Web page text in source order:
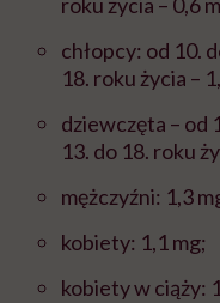
chłopcy: od 10.
18. roku życia –
dziewczęta – od
13. do 18. roku
mężczyźni: 1,3
kobiety: 1,1 mg;
kobiety w ciąży: